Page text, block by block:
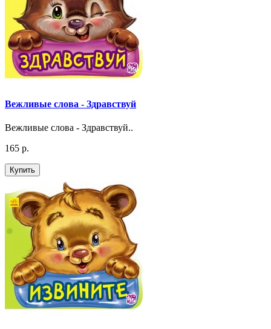
Вежливые слова - Здравствуй
Вежливые слова - Здравствуй..
165 р.
Купить